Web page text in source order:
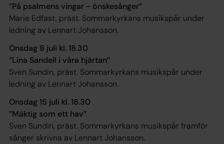
”På psalmens vingar - önskesånger”
Marie Edfast, präst. Sommarkyrkans musikspår under
ledning av Lennart Johansson.
Onsdag 8 juli kl. 18.30
”Lina Sandell i våra hjärtan”
Sven Sundin, präst. Sommarkyrkans musikspår under
ledning av Lennart Johansson.
Onsdag 15 juli kl. 18.30
”Mäktig som ett hav”
Sven Sundin, präst. Sommarkyrkans musikspår framför
sånger skrivna av Lennart Johansson.